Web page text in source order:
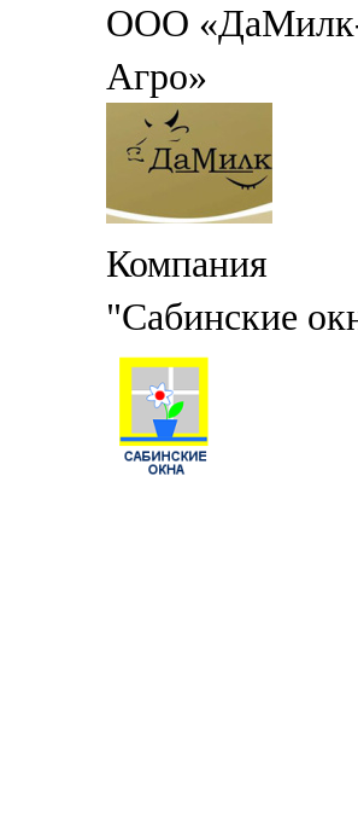
ООО
Агро»
Компания
"Сабинские